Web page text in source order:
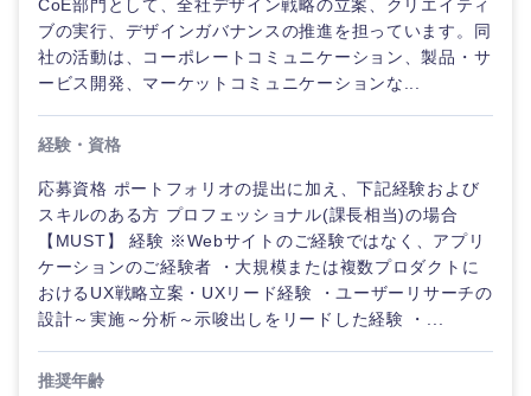
技術職
（IT）、
Webサー
ビス・制
作、ゲー
ム
技術職
（モノづ
くり）
金融専門
職
ル
メディカル
事務職
その他
IT・通信
WEBサービス
コンサル・シンクタンク
広告・宣伝・印刷
マスメディア
完全週休2日制 社宅・家賃補助有
CoE部門として、全社デザイン戦略の立案、クリエイティ
ブの実行、デザインガバナンスの推進を担っています。同
社の活動は、コーポレートコミュニケーション、製品・サ
ービス開発、マーケットコミュニケーションな...
経験・資格
応募資格 ポートフォリオの提出に加え、下記経験および
スキルのある方 プロフェッショナル(課長相当)の場合
【MUST】 経験 ※Webサイトのご経験ではなく、アプリ
ケーションのご経験者 ・大規模または複数プロダクトに
おけるUX戦略立案・UXリード経験 ・ユーザーリサーチの
設計～実施～分析～示唆出しをリードした経験 ・...
推奨年齢